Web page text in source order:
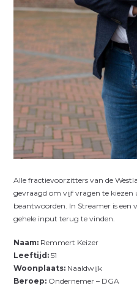
Alle fractievoorzitters van de
gevraagd om vijf vragen te
beantwoorden. In Streamer is een
gehele input terug te vinden.
Naam: Remmert Keizer
Leeftijd:51
Woonplaats: Naaldwijk
Beroep: Ondernemer – DGA